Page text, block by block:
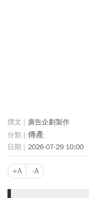
廣告企劃製作
傳產
2026-07-29 10:00
+A -A